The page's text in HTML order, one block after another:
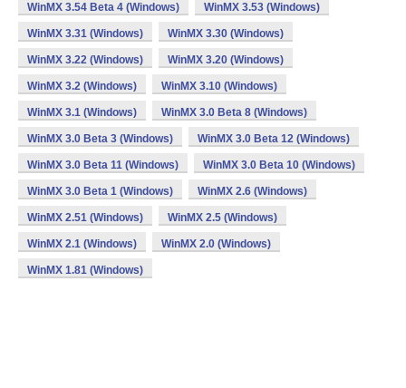
WinMX 3.54 Beta 4 (Windows) WinMX 3.53 (Windows)
WinMX 3.31 (Windows) WinMX 3.30 (Windows)
WinMX 3.22 (Windows) WinMX 3.20 (Windows)
WinMX 3.2 (Windows) WinMX 3.10 (Windows)
WinMX 3.1 (Windows) WinMX 3.0 Beta 8 (Windows)
WinMX 3.0 Beta 3 (Windows) WinMX 3.0 Beta 12 (Windows)
WinMX 3.0 Beta 11 (Windows) WinMX 3.0 Beta 10 (Windows)
WinMX 3.0 Beta 1 (Windows) WinMX 2.6 (Windows)
WinMX 2.51 (Windows) WinMX 2.5 (Windows)
WinMX 2.1 (Windows) WinMX 2.0 (Windows)
WinMX 1.81 (Windows)